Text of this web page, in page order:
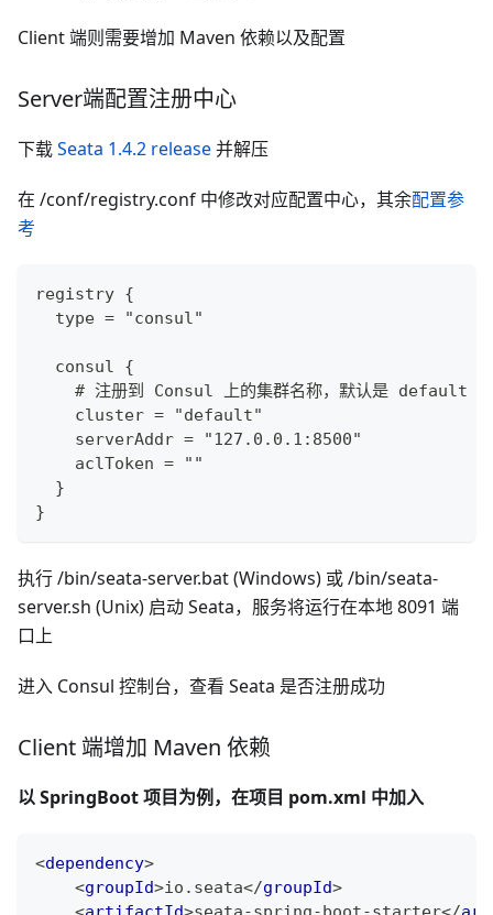
Client 端则需要增加 Maven 依赖以及配置
Server端配置注册中心
下载Seata 1.4.2 release并解压
在 /conf/registry.conf 中修改对应配置中心，其余配置参
考
registry {
  type = "consul"
  consul {
    # 注册到 Consul 上的集群名称，默认是 default
    cluster = "default"
    serverAddr = "127.0.0.1:8500"
    aclToken = ""
  }
}
执行 /bin/seata-server.bat (Windows) 或 /bin/seata-
server.sh (Unix) 启动 Seata，服务将运行在本地 8091 端
口上
进入 Consul 控制台，查看 Seata 是否注册成功
Client 端增加 Maven 依赖
以 SpringBoot 项目为例，在项目 pom.xml 中加入
<dependency>
<groupId>io.seata</groupId>